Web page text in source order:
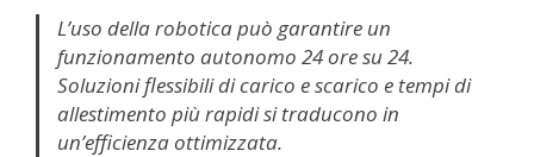
L’uso della robotica può garantire un
funzionamento autonomo 24 ore su 24.
Soluzioni flessibili di carico e scarico e tempi di
allestimento più rapidi si traducono in
un’efficienza ottimizzata.